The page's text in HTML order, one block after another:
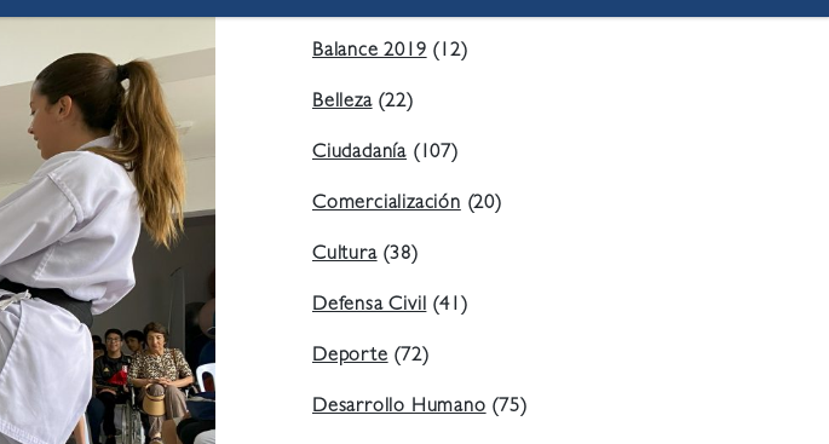
Balance 2019(12)
Belleza(22)
Ciudadanía (107)
Comercialización(20)
Cultura(38)
Defensa Civil(41)
Deporte(72)
Desarrollo Humano(75)